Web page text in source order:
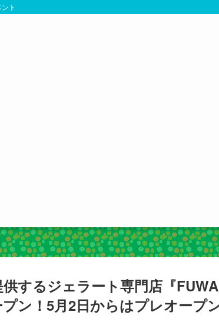
ト
供するジェラート専門店『
プン！5月2日からはプレオープ